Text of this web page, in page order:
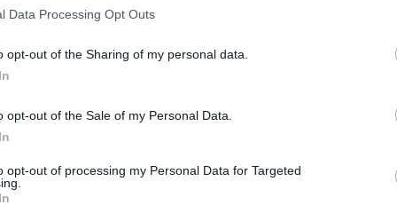
Data Processing Opt Outs
opt-out of the Sharing of my personal data.
opt-out of the Sale of my Personal Data.
opt-out of processing my Personal Data for Targeted
wydawane prawa jazdy są obecnie terminowe, a ich ważność
że zachowują bezterminowe uprawnienia do prowadzenia.
wymieniać sam dokument, bez dodatkowych badań czy